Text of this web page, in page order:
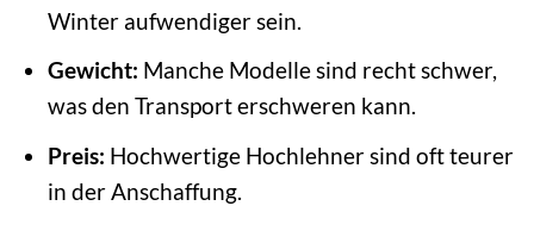
Winter aufwendiger sein.
Gewicht: Manche Modelle sind recht schwer,
was den Transport erschweren kann.
Preis: Hochwertige Hochlehner sind oft teurer
in der Anschaffung.